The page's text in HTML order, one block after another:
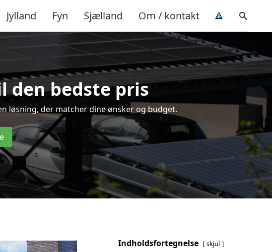
Jylland Fyn Sjælland Om / kontakt
den bedste pris
løsning, der matcher dine ønsker og budget.
Indholdsfortegnelse skjul